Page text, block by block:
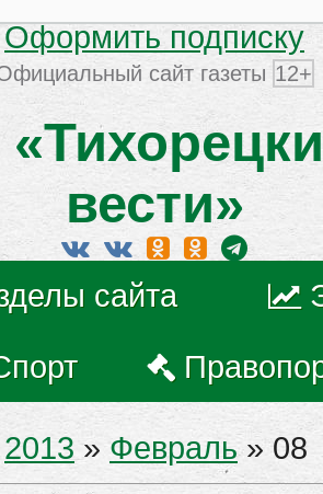
Оформить подписку
сайт газеты 12+
вести»
сайта
2013 » Февраль » 08